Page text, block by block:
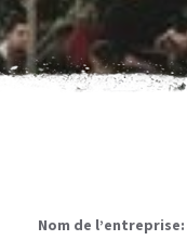
Nom de l’entreprise: